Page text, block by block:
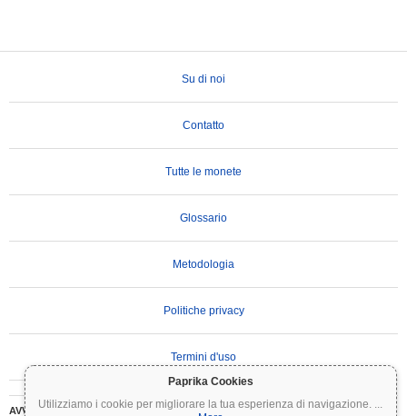
Paprika Cookies
Utilizziamo i cookie per migliorare la tua esperienza di navigazione. ...
Su di noi
Contatto
Tutte le monete
Glossario
Metodologia
Politiche privacy
Termini d'uso
AVVERTENZA IMPORTANTE:Le criptovalute sono altamente volatili e comportano